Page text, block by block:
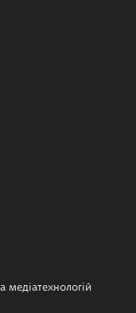
медіатехнологій